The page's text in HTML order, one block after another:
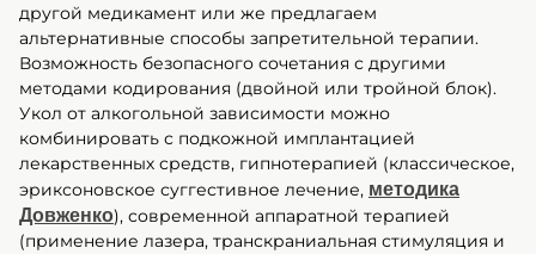
другой медикамент или же предлагаем
альтернативные способы запретительной терапии.
Возможность безопасного сочетания с другими
методами кодирования (двойной или тройной блок).
Укол от алкогольной зависимости можно
комбинировать с подкожной имплантацией
лекарственных средств, гипнотерапией (классическое,
эриксоновское суггестивное лечение, методика
Довженко), современной аппаратной терапией
(применение лазера, транскраниальная стимуляция и